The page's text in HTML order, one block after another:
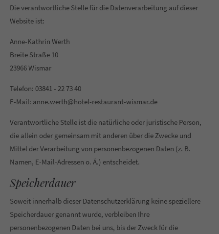
Die verantwortliche Stelle für die Datenverarbeitung auf dieser
Website ist:
Anne-Kathrin Werth
Breite Straße 10
23966 Wismar
Telefon: 03841 - 22 73 40
E-Mail: anne.werth@hotel-restaurant-wismar.de
Verantwortliche Stelle ist die natürliche oder juristische Person,
die allein oder gemeinsam mit anderen über die Zwecke und
Mittel der Verarbeitung von personenbezogenen Daten (z. B.
Namen, E-Mail-Adressen o. Ä.) entscheidet.
Speicherdauer
Soweit innerhalb dieser Datenschutzerklärung keine speziellere
Speicherdauer genannt wurde, verbleiben Ihre
personenbezogenen Daten bei uns, bis der Zweck für die